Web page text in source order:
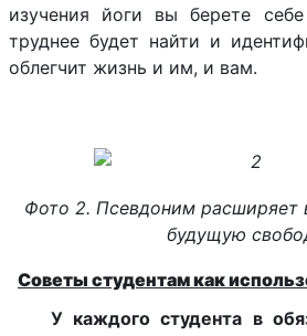
изучения йоги вы берете
труднее будет найти и
облегчит жизнь и им, и вам.
Фото 2. Псевдоним расширяет
будущую
Советы студентам как
У каждого студента в